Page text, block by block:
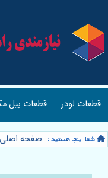
قطعات لودر قطعات بیل
صفحه اصلی